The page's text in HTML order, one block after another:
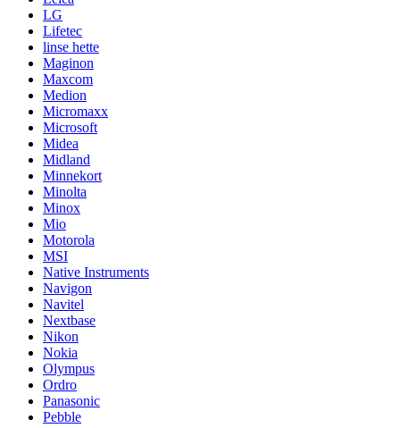
LG
Lifetec
linse hette
Maginon
Maxcom
Medion
Micromaxx
Microsoft
Midea
Midland
Minnekort
Minolta
Minox
Mio
Motorola
MSI
Native Instruments
Navigon
Navitel
Nextbase
Nikon
Nokia
Olympus
Ordro
Panasonic
Pebble